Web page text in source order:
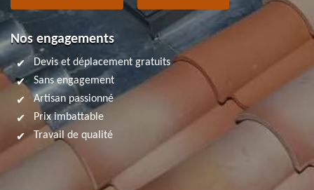
Nos engagements
Devis et déplacement gratuits
Sans engagement
Artisan passionné
Prix imbattable
Travail de qualité